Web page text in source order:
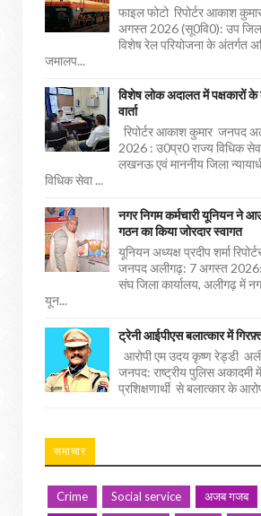
फाइल फोटो रिपोर्टर आकाश
अगस्त 2026 (सू0वि0): उप
विशेष रेल परियोजना के अंतर्गत
जमालप...
विशेष लोक अदालत में पक्षकारों
वार्ता
रिपोर्टर आकाश कुमार जनपद
2026 : उ0प्र0 राज्य विधिक
लखनऊ एवं माननीय जिला
विधिक सेवा ...
नगर निगम कर्मचारी यूनियन ने
गठन का किया जोरदार स्वागत
यूनियन अध्यक्ष प्रदीप शर्मा
जनपद अलीगढ़: 7 अगस्त 2026:
संघ जिला कार्यालय, अलीगढ़ में
यून...
ट्रेनी आईपीएस बलात्कार में
आरोपी एम उदय कृष्ण रेड्डी
जनपद: राष्ट्रीय पुलिस अकादमी
प्रशिक्षणार्थी से बलात्कार के
समाचार
Crime Social service अजब गजब